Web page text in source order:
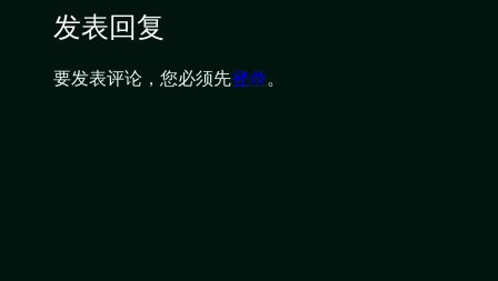
发表回复
要发表评论，您必须先登录。